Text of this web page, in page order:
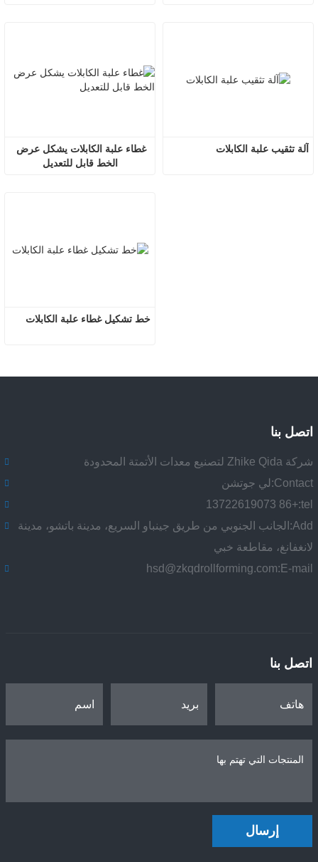
الخط قابل للتعديل
آلة تثقيب علبة الكابلات
خط تشكيل غطاء علبة الكابلات
اتصل بنا
شركة Zhike Qida لتصنيع معدات الأتمتة المحدودة
Contact: لي جوتشن
tel:
+86 13722619073
Add:
الجانب الجنوبي من طريق جينباو السريع، مدينة باتشو، مدينة
لانغفانغ، مقاطعة خبي
E-mail:
hsd@zkqdrollforming.com
اتصل بنا
إرسال